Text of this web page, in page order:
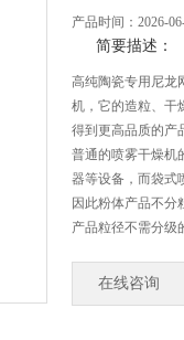
产品时间：2026-
简要描述：
高纯陶瓷专用尼龙
机，它的造粒、干
得到更高品质的产
普通的喷雾干燥机
器等设备，而袋式
因此粉体产品不分
产品粒径不需分级
在线咨询